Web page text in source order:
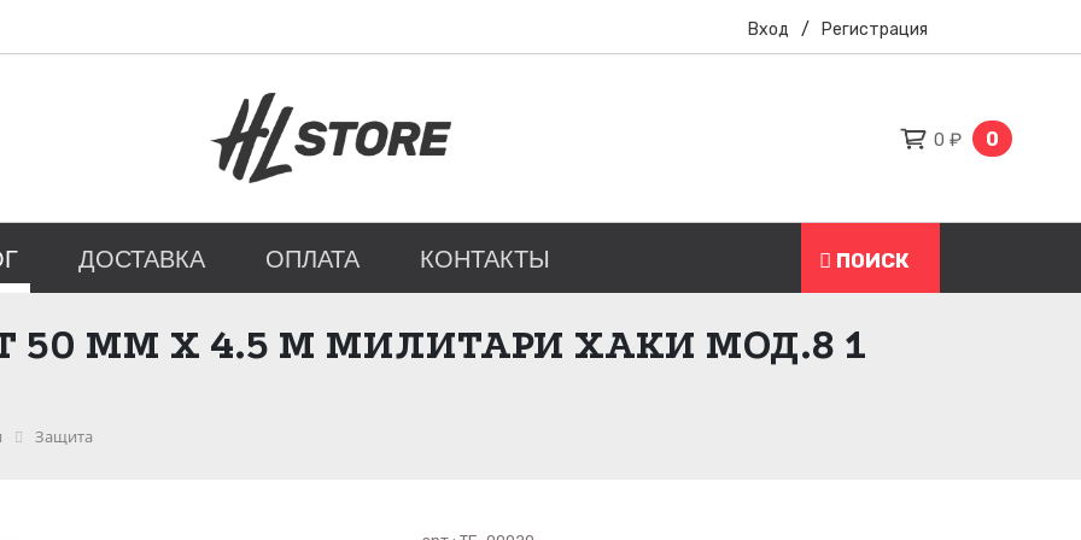
Вход / Регистрация
0 ₽ 0
ДОСТАВКА ОПЛАТА КОНТАКТЫ ПОИСК
ММ Х 4.5 М МИЛИТАРИ ХАКИ МОД.8 1
Защита